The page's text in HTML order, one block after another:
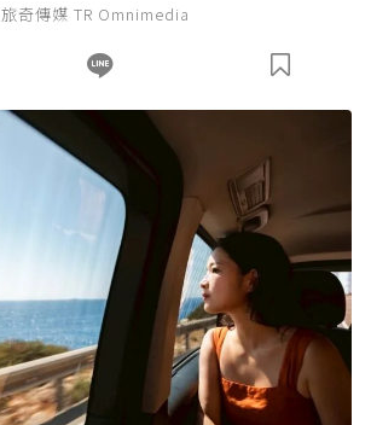
旅奇傳媒 TR Omnimedia